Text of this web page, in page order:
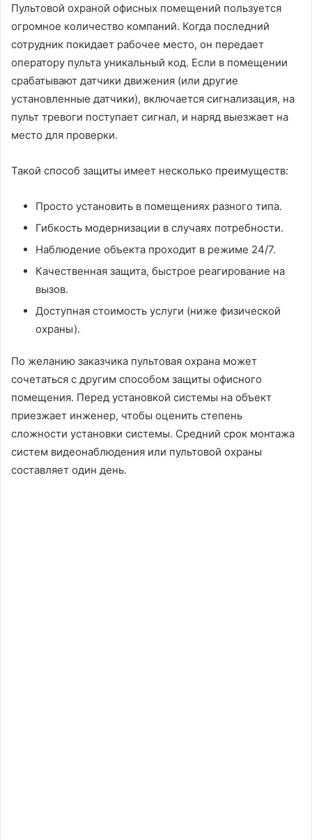
Пультовой охраной офисных помещений пользуется
огромное количество компаний. Когда последний
сотрудник покидает рабочее место, он передает
оператору пульта уникальный код. Если в помещении
срабатывают датчики движения (или другие
установленные датчики), включается сигнализация, на
пульт тревоги поступает сигнал, и наряд выезжает на
место для проверки.
Такой способ защиты имеет несколько преимуществ:
Просто установить в помещениях разного типа.
Гибкость модернизации в случаях потребности.
Наблюдение объекта проходит в режиме 24/7.
Качественная защита, быстрое реагирование на
вызов.
Доступная стоимость услуги (ниже физической
охраны).
По желанию заказчика пультовая охрана может
сочетаться с другим способом защиты офисного
помещения. Перед установкой системы на объект
приезжает инженер, чтобы оценить степень
сложности установки системы. Средний срок монтажа
систем видеонаблюдения или пультовой охраны
составляет один день.